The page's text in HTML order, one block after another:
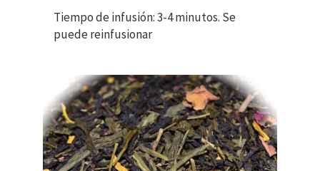
Tiempo de infusión: 3-4 minutos. Se
puede reinfusionar